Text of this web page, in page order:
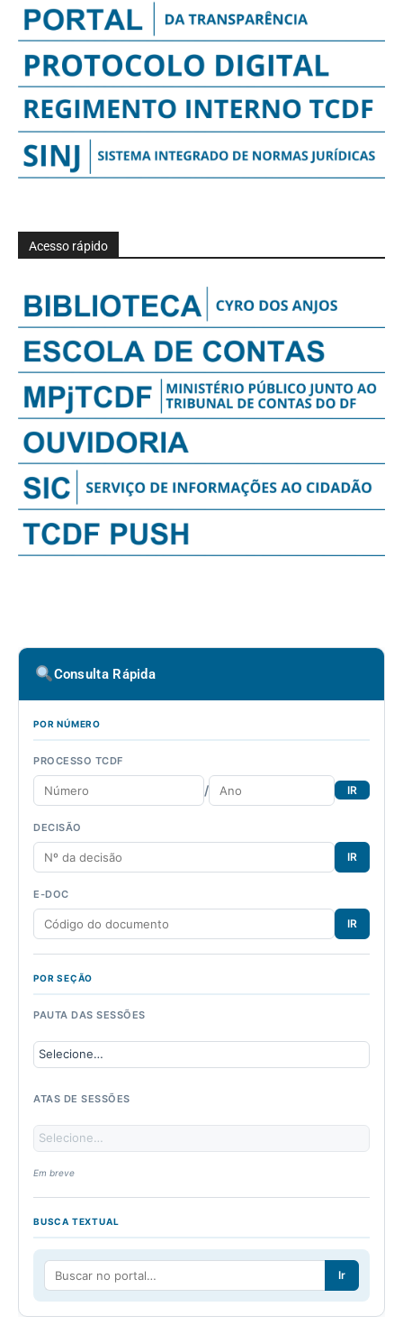
Acesso rápido
Consulta Rápida
POR NÚMERO
PROCESSO TCDF
/ IR
DECISÃO
IR
E-DOC
IR
POR SEÇÃO
PAUTA DAS SESSÕES
ATAS DE SESSÕES
Em breve
BUSCA TEXTUAL
Ir